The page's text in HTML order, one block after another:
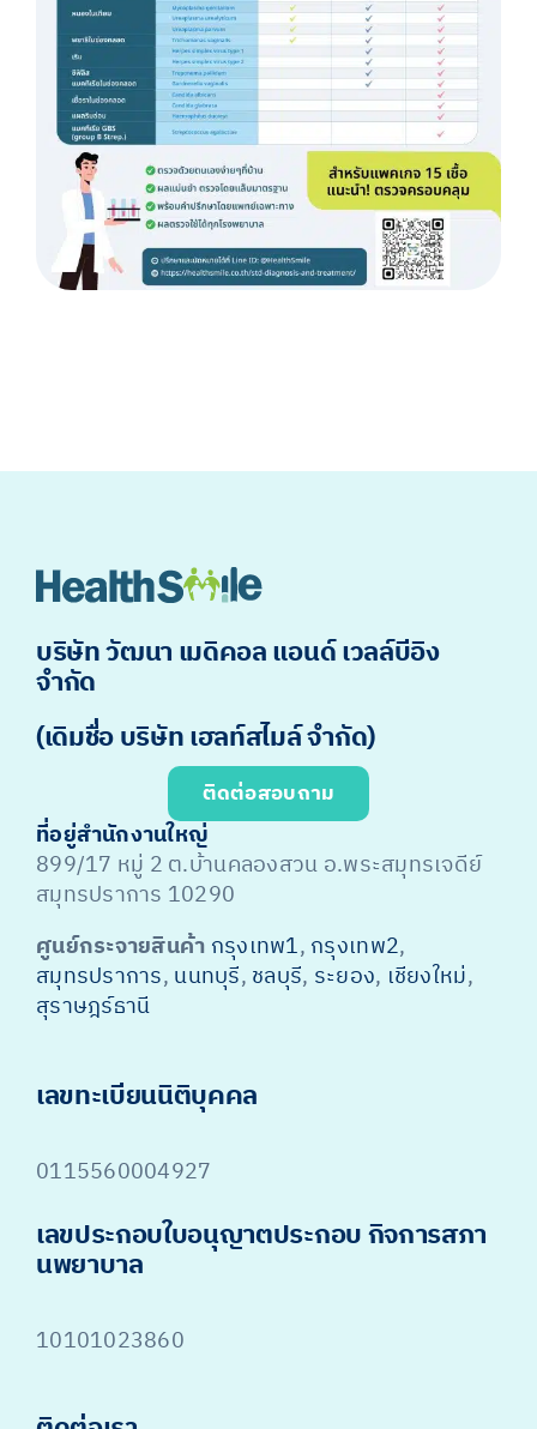
บริษัท วัฒนา เมดิคอล แอนด์ เวลล์บีอิง
จำกัด
(เดิมชื่อ บริษัท เฮลท์สไมล์ จำกัด)
ติดต่อสอบถาม
ที่อยู่สำนักงานใหญ่
899/17 หมู่ 2 ต.บ้านคลองสวน อ.พระสมุทรเจดีย์
สมุทรปราการ 10290
ศูนย์กระจายสินค้า กรุงเทพ1, กรุงเทพ2,
สมุทรปราการ, นนทบุรี, ชลบุรี, ระยอง, เชียงใหม่,
สุราษฎร์ธานี
เลขทะเบียนนิติบุคคล
0115560004927
เลขประกอบใบอนุญาตประกอบ กิจการสภา
นพยาบาล
10101023860